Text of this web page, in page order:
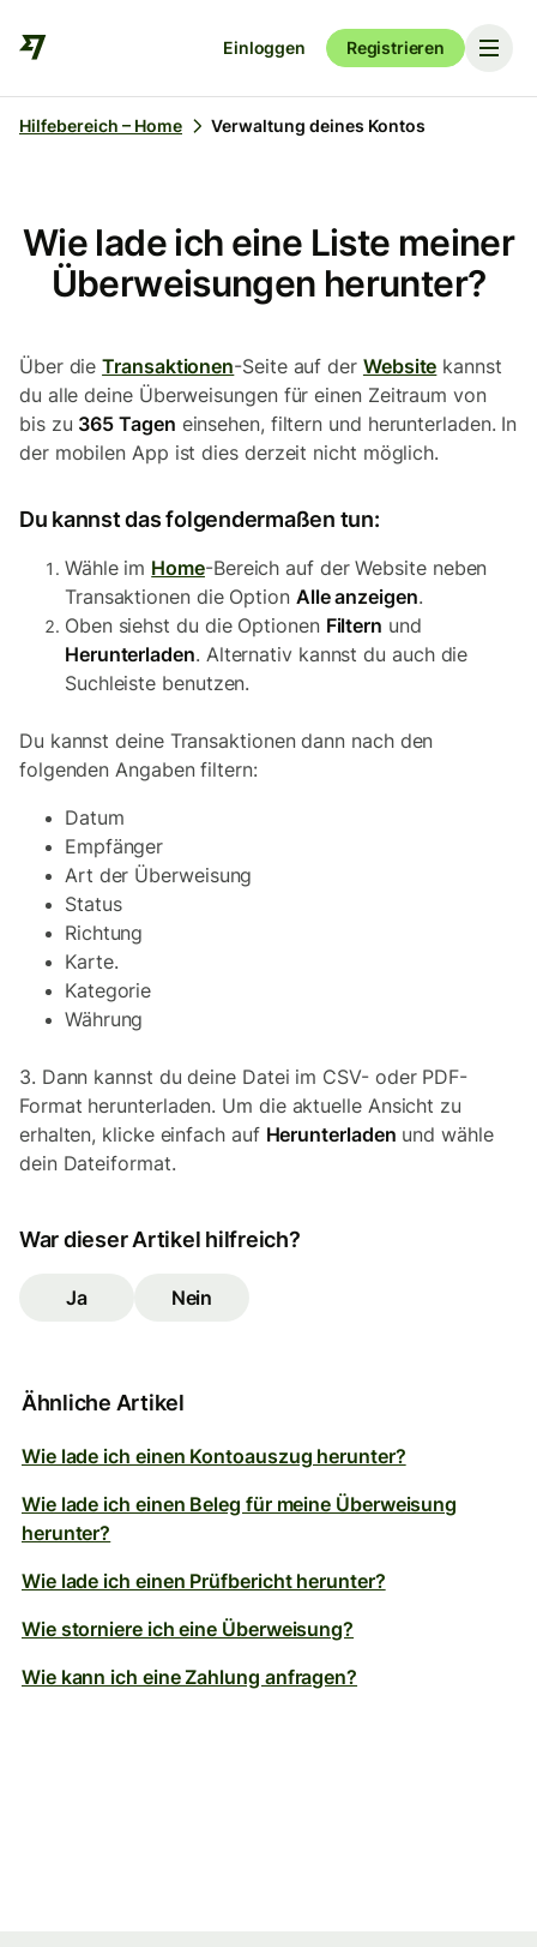
Einloggen Registrieren
Hilfebereich – Home Verwaltung deines Kontos
Wie lade ich eine Liste meiner
Überweisungen herunter?
Über dieTransaktionen-Seite auf der Website kannst
du alle deine Überweisungen für einen Zeitraum von
bis zu 365 Tagen einsehen, filtern und herunterladen. In
der mobilen App ist dies derzeit nicht möglich.
Du kannst das folgendermaßen tun:
Wähle im Home-Bereich auf der Website neben
Transaktionen die Option Alle anzeigen.
Oben siehst du die Optionen Filtern und
Herunterladen. Alternativ kannst du auch die
Suchleiste benutzen.
Du kannst deine Transaktionen dann nach den
folgenden Angaben filtern:
Datum
Empfänger
Art der Überweisung
Status
Richtung
Karte.
Kategorie
Währung
3. Dann kannst du deine Datei im CSV- oder PDF-
Format herunterladen. Um die aktuelle Ansicht zu
erhalten, klicke einfach auf Herunterladen und wähle
dein Dateiformat.
War dieser Artikel hilfreich?
Ja Nein
Ähnliche Artikel
Wie lade ich einen Kontoauszug herunter?
Wie lade ich einen Beleg für meine Überweisung
herunter?
Wie lade ich einen Prüfbericht herunter?
Wie storniere ich eine Überweisung?
Wie kann ich eine Zahlung anfragen?